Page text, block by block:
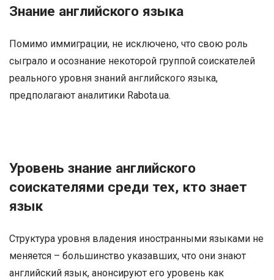
Знание английского языка
Помимо иммиграции, не исключено, что свою роль
сыграло и осознание некоторой группой соискателей
реального уровня знаний английского языка,
предполагают аналитики Rabota.ua.
Уровень знание английского
соискателями среди тех, кто знает
язык
Структура уровня владения иностранными языками не
меняется – большинство указавших, что они знают
английский язык, анонсируют его уровень как